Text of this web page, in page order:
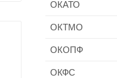
ОКАТО
ОКТМО
ОКОПФ
ОКФС